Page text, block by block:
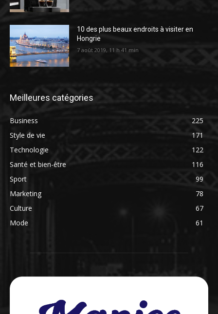
10 des plus beaux endroits à visiter en
Hongrie
7 août 2019, 11 h 41 min
Meilleures catégories
Business
225
Style de vie
171
Technologie
122
Santé et bien-être
116
Sport
99
Marketing
78
Culture
67
Mode
61